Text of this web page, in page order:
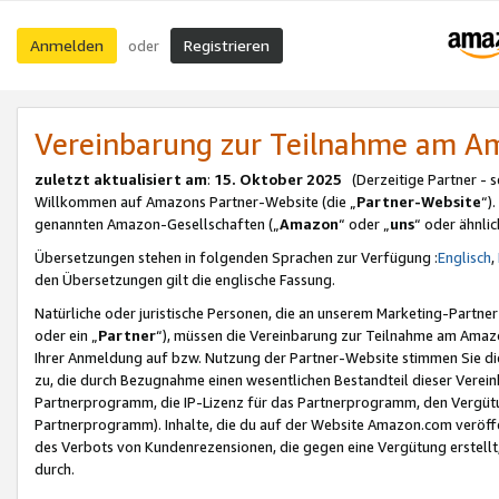
Anmelden oder Registrieren
Vereinbarung zur Teilnahme am
zuletzt aktualisiert am: 15. Oktober 2025 (Derzeitige Partner -
Willkommen auf Amazons Partner-Website (die „Partner-Website
genannten Amazon-Gesellschaften („Amazon“ oder „uns“ oder
Übersetzungen stehen in folgenden Sprachen zur Verfügung :Englisch,
den Übersetzungen gilt die englische Fassung.
Natürliche oder juristische Personen, die an unserem Marketing-
oder ein „Partner“), müssen die Vereinbarung zur Teilnahme am
Ihrer Anmeldung auf bzw. Nutzung der Partner-Website stimmen Sie
zu, die durch Bezugnahme einen wesentlichen Bestandteil dieser
Partnerprogramm, die IP-Lizenz für das Partnerprogramm, den
Partnerprogramm). Inhalte, die du auf der Website Amazon.com
des Verbots von Kundenrezensionen, die gegen eine Vergütung
durch.